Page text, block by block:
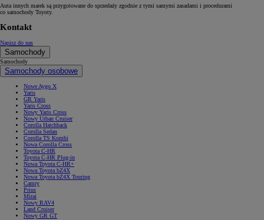
Auta innych marek są przygotowane do sprzedaży zgodnie z tymi samymi zasadami i procedurami
co samochody Toyoty.
Kontakt
Napisz do nas
Samochody
Samochody
Samochody osobowe
Nowe Aygo X
Yaris
GR Yaris
Yaris Cross
Nowy Yaris Cross
Nowy Urban Cruiser
Corolla Hatchback
Corolla Sedan
Corolla TS Kombi
Nowa Corolla Cross
Toyota C-HR
Toyota C-HR Plug-in
Nowa Toyota C-HR+
Nowa Toyota bZ4X
Nowa Toyota bZ4X Touring
Camry
Prius
Mirai
Nowy RAV4
Land Cruiser
Nowy GR GT